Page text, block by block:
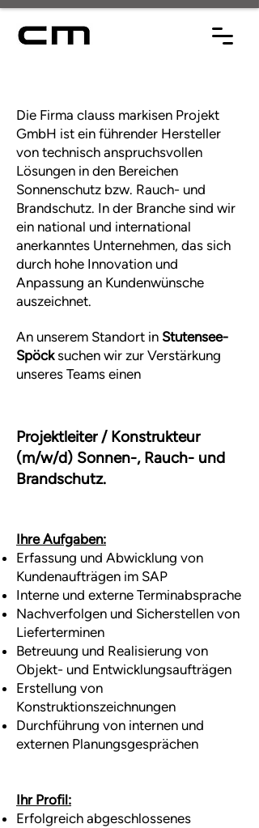
Die Firma clauss markisen Projekt
GmbH ist ein führender Hersteller
von technisch anspruchsvollen
Lösungen in den Bereichen
Sonnenschutz bzw. Rauch- und
Brandschutz. In der Branche sind wir
ein national und international
anerkanntes Unternehmen, das sich
durch hohe Innovation und
Anpassung an Kundenwünsche
auszeichnet.
An unserem Standort in Stutensee-
Spöcksuchen wir zur Verstärkung
unseres Teams einen
Projektleiter / Konstrukteur
(m/w/d) Sonnen-, Rauch- und
Brandschutz.
Ihre Aufgaben:
Erfassung und Abwicklung von
Kundenaufträgen im SAP
Interne und externe Terminabsprache
Nachverfolgen und Sicherstellen von
Lieferterminen
Betreuung und Realisierung von
Objekt- und Entwicklungsaufträgen
Erstellung von
Konstruktionszeichnungen
Durchführung von internen und
externen Planungsgesprächen
Ihr Profil:
Erfolgreich abgeschlossenes